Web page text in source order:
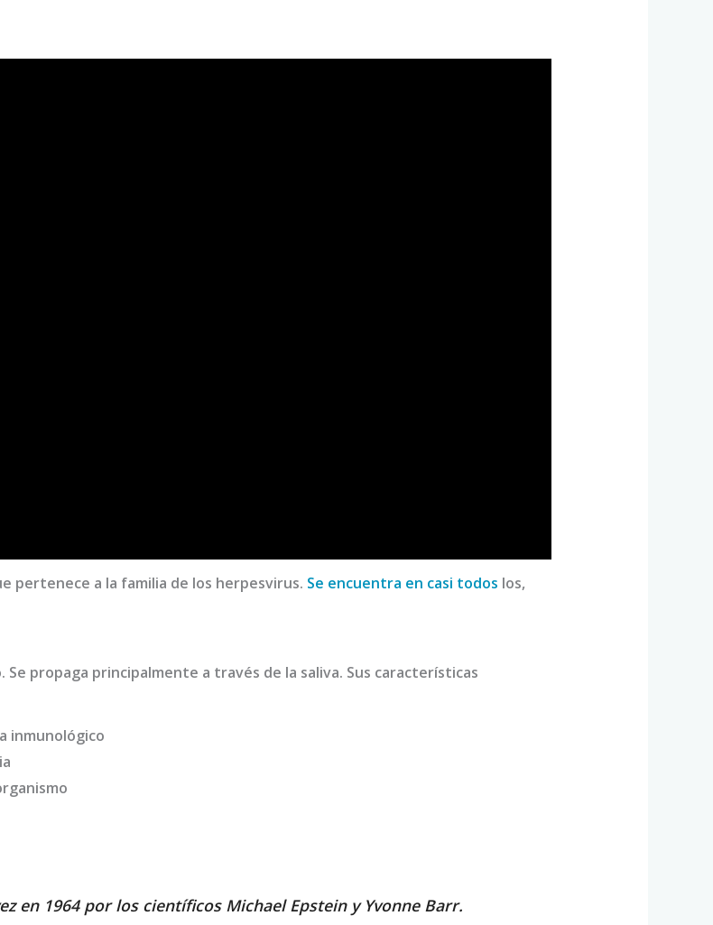
pertenece a la familia de los herpesvirus. Se encuentra en casi todos los,
propaga principalmente a través de la saliva. Sus características
inmunológico
en 1964 por los científicos Michael Epstein y Yvonne Barr.